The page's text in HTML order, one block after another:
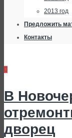
2013 год
Предложить
Контакты
В
дворец